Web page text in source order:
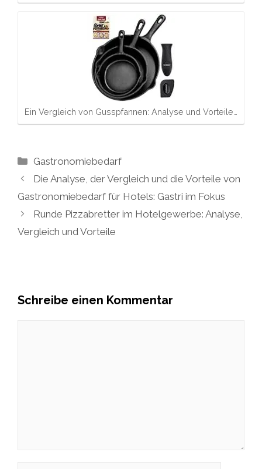
Ein Vergleich von Gusspfannen: Analyse und Vorteile…
Kategorien
Gastronomiebedarf
Die Analyse, der Vergleich und die Vorteile von
Gastronomiebedarf für Hotels: Gastri im Fokus
Runde Pizzabretter im Hotelgewerbe: Analyse,
Vergleich und Vorteile
Schreibe einen Kommentar